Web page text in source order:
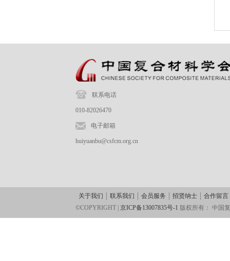
联系电话
010-82026470
电子邮箱
huiyuanbu@csfcm.org.cn
关于我们 联系我们 会员服务 招贤纳士
合作留言
©COPYRIGHT | 京ICP备13007835号-1 版权所有： 中国